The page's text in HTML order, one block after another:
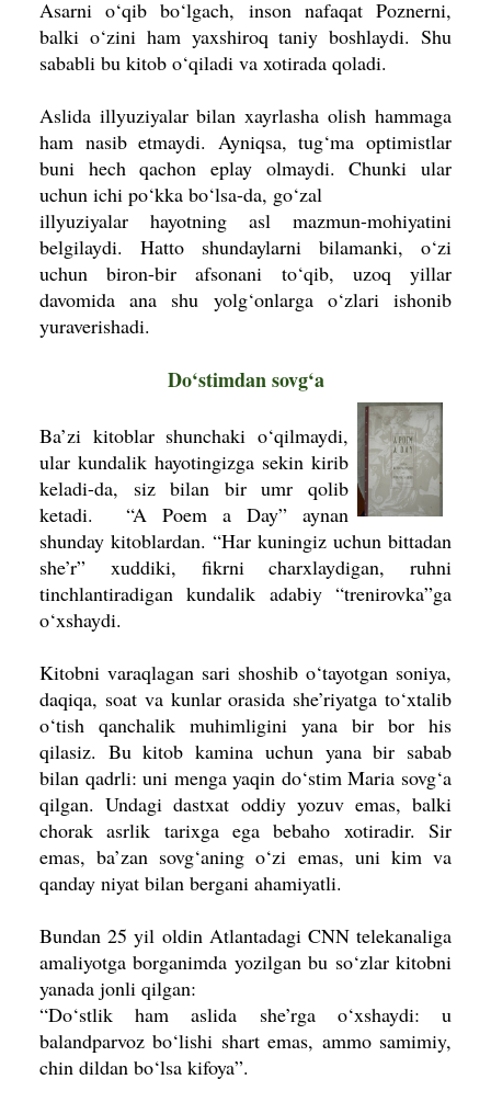
Asarni o‘qib bo‘lgach, inson nafaqat Poznerni,
balki o‘zini ham yaxshiroq taniy boshlaydi. Shu
sababli bu kitob o‘qiladi va xotirada qoladi.
Aslida illyuziyalar bilan xayrlashaolish hammaga
ham nasib etmaydi. Ayniqsa, tug‘ma optimistlar
buni hech qachon eplay olmaydi. Chunki ular
uchun ichi po‘kka bo‘lsa-da, go‘zal
illyuziyalar hayotning asl mazmun-mohiyatini
belgilaydi. Hatto shunday­larni bilamanki, o‘zi
uchun biron-bir afsonani to‘qib, uzoq yillar
davomida ana shu yolg‘onlarga o‘zlari ishonib
yuraverishadi.
Do‘stimdan sovg‘a
Ba’zi kitoblar shunchaki o‘qilmaydi,
ular kundalik hayotingizga sekin kirib
keladi-da, siz bilan bir umr qolib
ketadi. “A Poem a Day” aynan
shunday kitoblardan. “Har kuningiz uchun bittadan
she’r” xuddiki, fikrni charxlaydigan, ruhni
tinchlantiradigan kundalik adabiy “trenirovka”ga
o‘xshaydi.
Kitobni varaqlagan sari shoshib o‘tayotgan soniya,
daqiqa, soat va kunlar orasida she’riyatga to‘xtalib
o‘tish qanchalik muhimligini yana bir bor his
qilasiz. Bu kitob kamina uchun yana bir sabab
bilan qadrli: uni menga yaqin do‘stim Maria sovg‘a
qilgan. Undagi dastxat oddiy yozuv emas, balki
cho­rak asrlik tarixga ega bebaho xotiradir. Sir
emas, ba’zan sovg‘aning o‘zi emas, uni kim va
qanday niyat bilan bergani ahamiyatli.
Bundan 25 yil oldin Atlantadagi CNN telekanaliga
amaliyotga borganimda yozilgan bu so‘zlar kitobni
yanada jonli qilgan:
“Do‘stlik ham aslida she’rga o‘xshaydi: u
balandparvoz bo‘lishi shart emas, ammo samimiy,
chin dildan bo‘lsa kifoya”.